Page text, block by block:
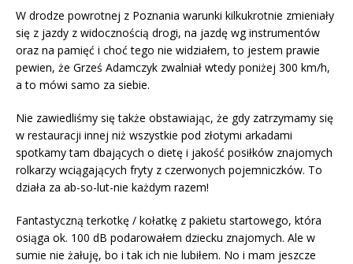
W drodze powrotnej z Poznania warunki kilkukrotnie zmieniały
się z jazdy z widocznością drogi, na jazdę wg instrumentów
oraz na pamięć i choć tego nie widziałem, to jestem prawie
pewien, że Grześ Adamczyk zwalniał wtedy poniżej 300 km/h,
a to mówi samo za siebie.
Nie zawiedliśmy się także obstawiając, że gdy zatrzymamy się
w restauracji innej niż wszystkie pod złotymi arkadami
spotkamy tam dbających o dietę i jakość posiłków znajomych
rolkarzy wciągających fryty z czerwonych pojemniczków. To
działa za ab-so-lut-nie każdym razem!
Fantastyczną terkotkę / kołatkę z pakietu startowego, która
osiąga ok. 100 dB podarowałem dziecku znajomych. Ale w
sumie nie żałuję, bo i tak ich nie lubiłem. No i mam jeszcze